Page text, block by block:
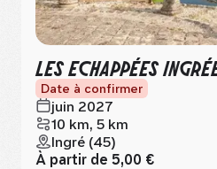
LES ECHAPPÉES
Date à confirmer
juin 2027
10 km, 5 km
Ingré (45)
À partir de 5,00 €